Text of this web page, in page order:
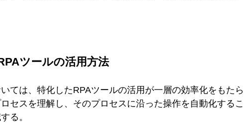
ツールの活用方法
ては、特化したRPAツールの活用が一層の効率化をもたら
セスを理解し、そのプロセスに沿った操作を自動化するこ
る。